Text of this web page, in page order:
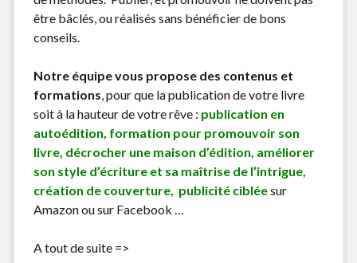
être bâclés, ou réalisés sans bénéficier de bons
conseils.
Notre équipe vous propose des contenus et
formations, pour que la publication de votre livre
soit à la hauteur de votre rêve : publication en
autoédition, formation pour promouvoir son
livre, décrocher une maison d’édition, améliorer
son style d’écriture et sa maîtrise de l’intrigue,
création de couverture, publicité cibléesur
Amazon ou sur Facebook …
A tout de suite =>